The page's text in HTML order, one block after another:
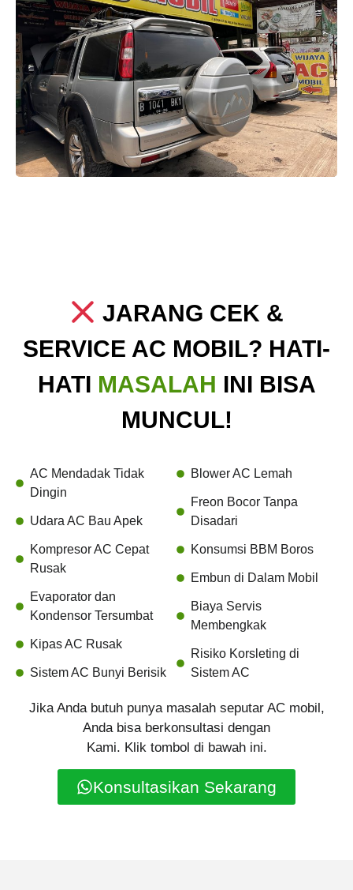
JARANG CEK &
SERVICE AC MOBIL? HATI-
HATI MASALAH INI BISA
MUNCUL!
AC Mendadak Tidak
Dingin
Udara AC Bau Apek
Kompresor AC Cepat
Rusak
Evaporator dan
Kondensor Tersumbat
Kipas AC Rusak
Sistem AC Bunyi Berisik
Blower AC Lemah
Freon Bocor Tanpa
Disadari
Konsumsi BBM Boros
Embun di Dalam Mobil
Biaya Servis
Membengkak
Risiko Korsleting di
Sistem AC
Jika Anda butuh punya masalah seputar AC mobil,
Anda bisa berkonsultasi dengan
Kami. Klik tombol di bawah ini.
Konsultasikan Sekarang